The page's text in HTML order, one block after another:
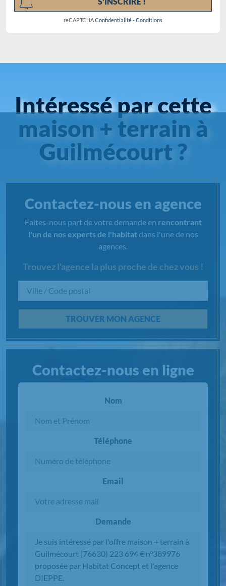
reCAPTCHAConfidentialité-Conditions
Intéressé par cette
maison + terrain à
Guilmécourt ?
Contactez-nous en agence
Faites-nous part de votre demande en rencontrant
l'un de nos experts de l'habitatdans l'une de nos
agences.
Trouvez l'agence la plus proche de chez vous !
Chargement...
TROUVER MON AGENCE
Contactez-nous en ligne
Nom
Téléphone
Email
Demande